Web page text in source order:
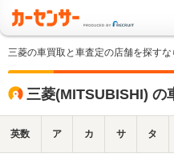
三菱の車買取と車査定の店舗を探す
三菱(MITSUBISHI) の
英数 ア カ サ タ